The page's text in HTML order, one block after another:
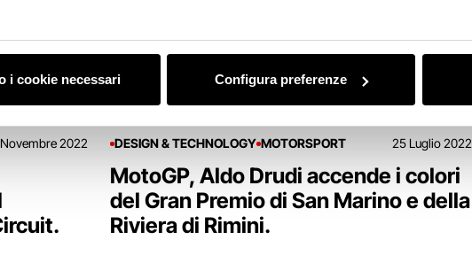
i cookie necessari Configura preferenze
2022 DESIGN & TECHNOLOGY MOTORSPORT 25 Luglio 2022
MotoGP, Aldo Drudi accende i colori
del Gran Premio di San Marino e della
Riviera di Rimini.